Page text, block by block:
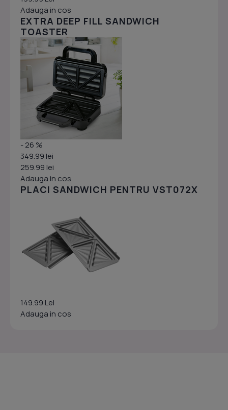
Adauga in cos
EXTRA DEEP FILL SANDWICH
TOASTER
- 26 %
349.99 lei
259.99 lei
Adauga in cos
PLACI SANDWICH PENTRU VST072X
149.99 Lei
Adauga in cos